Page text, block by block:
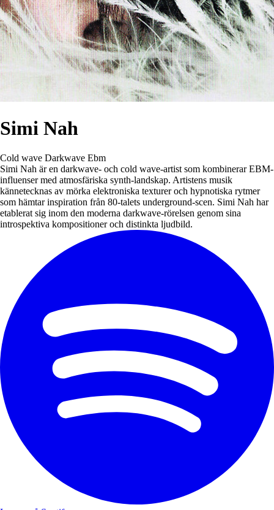
Simi Nah
Cold wave Darkwave Ebm
Simi Nah är en darkwave- och cold wave-artist som kombinerar EBM-
influenser med atmosfäriska synth-landskap. Artistens musik
kännetecknas av mörka elektroniska texturer och hypnotiska rytmer
som hämtar inspiration från 80-talets underground-scen. Simi Nah har
etablerat sig inom den moderna darkwave-rörelsen genom sina
introspektiva kompositioner och distinkta ljudbild.